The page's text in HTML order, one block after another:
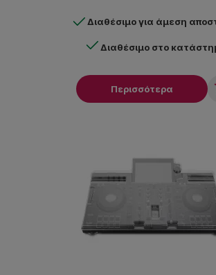
Διαθέσιμο για άμεση
Διαθέσιμο στο
Περισσότερα